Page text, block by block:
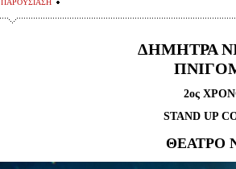
Προσωπικά Δεδομένα
ΠΑΡΟΥΣΙΑΣΗ
ΔΗΜΗΤΡΑ
2ος
STAND UP
ΘΕΑΤΡΟ